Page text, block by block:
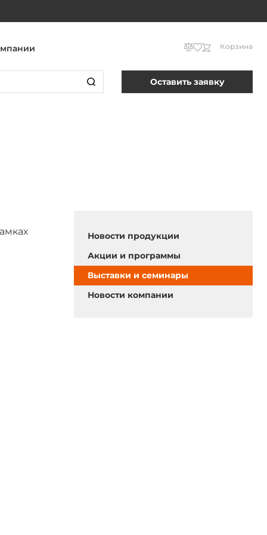
Корзина
Оставить заявку
Новости продукции
Акции и программы
Выставки и семинары
Новости компании